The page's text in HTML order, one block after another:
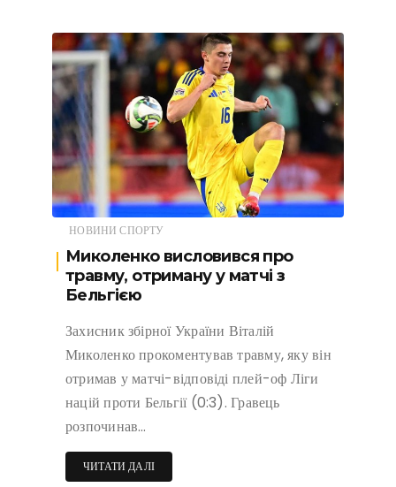
НОВИНИ СПОРТУ
Миколенко висловився про
травму, отриману у матчі з
Бельгією
Захисник збірної України Віталій
Миколенко прокоментував травму, яку він
отримав у матчі-відповіді плей-оф Ліги
націй проти Бельгії (0:3). Гравець
розпочинав…
ЧИТАТИ ДАЛІ